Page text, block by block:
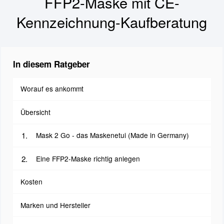
Kennzeichnung-Kaufberatung
In diesem Ratgeber
Worauf es ankommt
Übersicht
Mask 2 Go - das Maskenetui (Made in Germany)
Eine FFP2-Maske richtig anlegen
Kosten
Marken und Hersteller